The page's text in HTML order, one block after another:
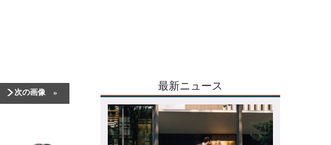
次の画像 最新ニュース